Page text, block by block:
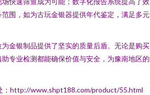
围，如为古玩金银器提供年代鉴定，满足多
金银制品提供了坚实的质量后盾。无论是购
专业检测都能确保价值与安全，为豫南地区
：http://www.shpt188.com/product/55.html